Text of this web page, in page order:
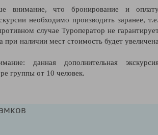
внимание, что бронирование и
необходимо производить заранее,
случае Туроператор не
при наличии мест стоимость будет
данная дополнительная
группы от 10 человек.